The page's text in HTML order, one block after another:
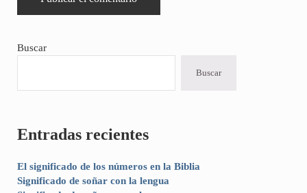
Sidebar
Buscar
Buscar
Entradas recientes
El significado de los números en la Biblia
Significado de soñar con la lengua